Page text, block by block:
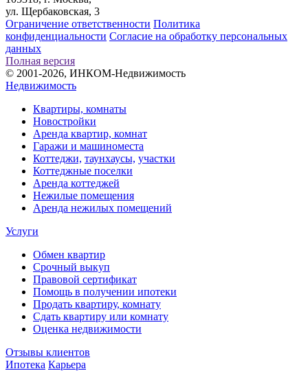
ул. Щербаковская, 3
Ограничение ответственности Политика
конфиденциальности Согласие на обработку персональных
данных
Полная версия
© 2001-2026, ИНКОМ-Недвижимость
Недвижимость
Квартиры, комнаты
Новостройки
Аренда квартир, комнат
Гаражи и машиноместа
Коттеджи, таунхаусы, участки
Коттеджные поселки
Аренда коттеджей
Нежилые помещения
Аренда нежилых помещений
Услуги
Обмен квартир
Срочный выкуп
Правовой сертификат
Помощь в получении ипотеки
Продать квартиру, комнату
Сдать квартиру или комнату
Оценка недвижимости
Отзывы клиентов
Ипотека Карьера